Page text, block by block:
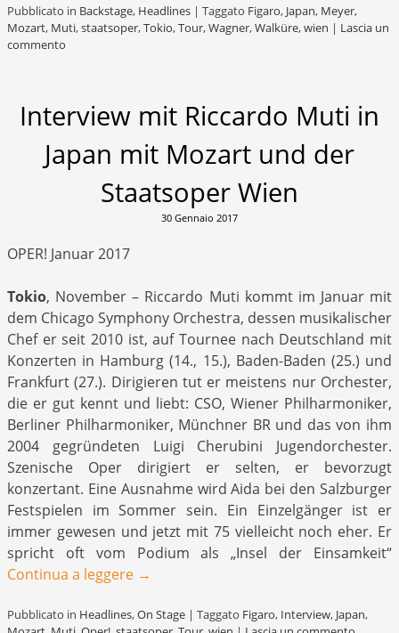
Pubblicato in Backstage, Headlines | Taggato Figaro, Japan, Meyer,
Mozart, Muti,staatsoper,Tokio,Tour,Wagner,Walküre,wien | Lascia un
commento
Interview mit Riccardo Muti in
Japan mit Mozart und der
Staatsoper Wien
30 Gennaio 2017
OPER! Januar 2017
Tokio, November – Riccardo Muti kommt im Januar mit
dem Chicago Symphony Orchestra, dessen musikalischer
Chef er seit 2010 ist, auf Tournee nach Deutschland mit
Konzerten in Hamburg (14., 15.), Baden-Baden (25.) und
Frankfurt (27.). Dirigieren tut er meistens nur Orchester,
die er gut kennt und liebt: CSO, Wiener Philharmoniker,
Berliner Philharmoniker, Münchner BR und das von ihm
2004 gegründeten Luigi Cherubini Jugendorchester.
Szenische Oper dirigiert er selten, er bevorzugt
konzertant. Eine Ausnahme wird Aida bei den Salzburger
Festspielen im Sommer sein. Ein Einzelgänger ist er
immer gewesen und jetzt mit 75 vielleicht noch eher. Er
spricht oft vom Podium als „Insel der Einsamkeit“
Continua a leggere →
Pubblicato in Headlines,On Stage | Taggato Figaro, Interview, Japan,